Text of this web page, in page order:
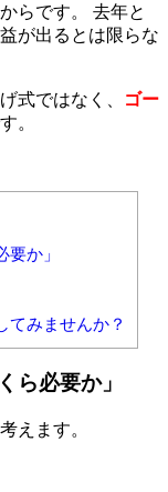
からです。 去年と
が出るとは限らな
式ではなく、
ゴー
。
か」
てみませんか？
ら必要か」
えます。